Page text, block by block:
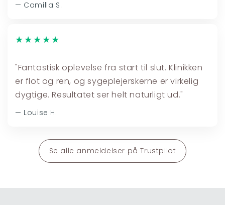
— Camilla S.
★★★★★
"Fantastisk oplevelse fra start til slut. Klinikken
er flot og ren, og sygeplejerskerne er virkelig
dygtige. Resultatet ser helt naturligt ud."
— Louise H.
Se alle anmeldelser på Trustpilot